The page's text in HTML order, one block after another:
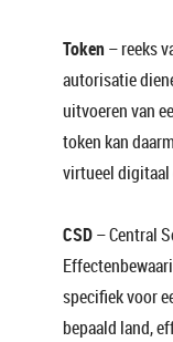
Token– reeks
autorisatie
uitvoeren van
token kan
virtueel
CSD– Central
specifiek voor
bepaald land,